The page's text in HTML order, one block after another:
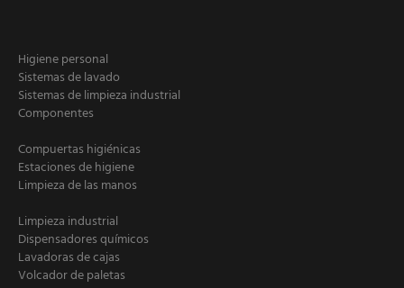
Higiene personal
Sistemas de lavado
Sistemas de limpieza industrial
Componentes
Compuertas higiénicas
Estaciones de higiene
Limpieza de las manos
Limpieza industrial
Dispensadores químicos
Lavadoras de cajas
Volcador de paletas